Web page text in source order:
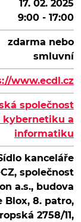
17. 02. 2025
9:00 - 17:00
zdarma nebo
smluvní
www.ecdl.cz
společnost
kybernetiku a
informatiku
kanceláře
CZ, společnost
a.s., budova
Blox, 8. patro,
2758/11,